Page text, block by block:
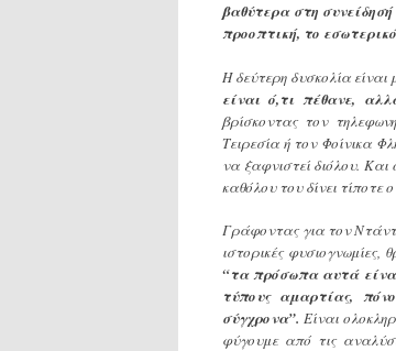
βαθύτερα στη
προοπτική, το
Η δεύτερη δυσκολία είναι
είναι ό,τι πέθανε,
βρίσκοντας τον
Τειρεσία ή τον Φοίνικα
να ξαφνιστεί διόλου.
καθόλου του δίνει
Γράφοντας για τον
ιστορικές
“τα πρόσωπα αυτά
τύπους αμαρτίας,
σύγχρονα”. Είναι
φύγουμε από τις